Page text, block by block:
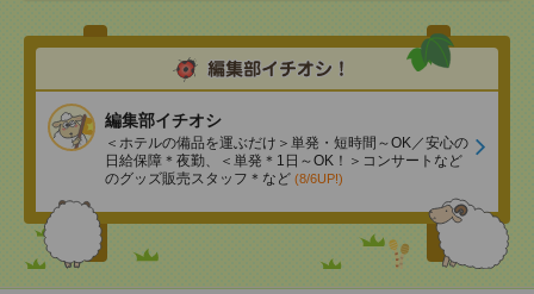
編集部イチオシ
＜ホテルの備品を運ぶだけ＞単発・短時間～OK／安心の
日給保障＊夜勤、＜単発＊1日～OK！＞コンサートなど
のグッズ販売スタッフ＊など (8/6UP!)